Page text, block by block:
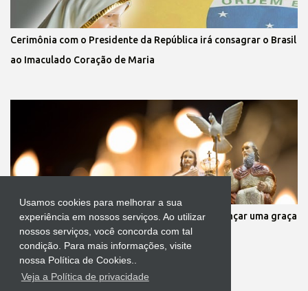
Usamos cookies para melhorar a sua
experiência em nossos serviços. Ao utilizar
nossos serviços, você concorda com tal
condição. Para mais informações, visite
nossa Política de Cookies..
Veja a Política de privacidade
Cerimônia com o Presidente da República irá consagrar o Brasil
ao Imaculado Coração de Maria
Oração a infalível ao Divino Pai Eterno para alcançar uma graça
Tecnologia do Blogger